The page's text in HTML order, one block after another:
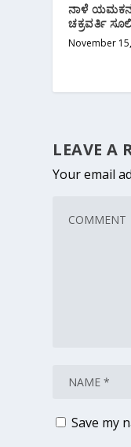
ನಾಳೆ
ಚಕ್ರವರ್ತಿ
November
LEAVE A
Your email
Save my